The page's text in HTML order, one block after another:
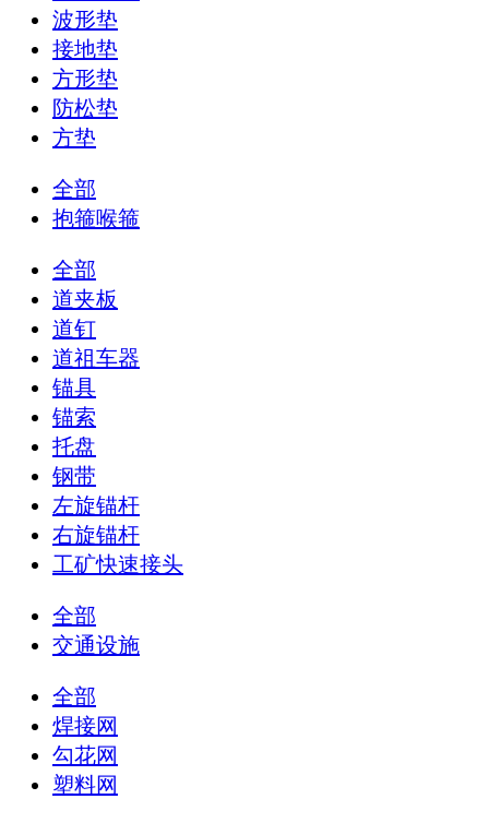
波形垫
接地垫
方形垫
防松垫
方垫
全部
抱箍喉箍
全部
道夹板
道钉
道祖车器
锚具
锚索
托盘
钢带
左旋锚杆
右旋锚杆
工矿快速接头
全部
交通设施
全部
焊接网
勾花网
塑料网